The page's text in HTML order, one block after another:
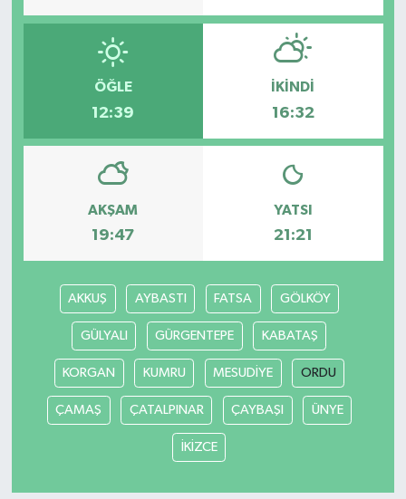
ÖĞLE
12:39
İKINDI
16:32
AKŞAM
19:47
YATSI
21:21
AKKUŞ AYBASTI FATSA GÖLKÖY
GÜLYALI GÜRGENTEPE KABATAŞ
KORGAN KUMRU MESUDİYE ORDU
ÇAMAŞ ÇATALPINAR ÇAYBAŞI ÜNYE
İKİZCE